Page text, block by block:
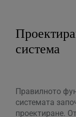
система
Правилното
системата
проектиране.